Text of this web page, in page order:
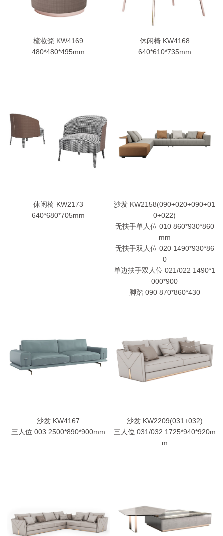
梳妆凳 KW4169
480*480*495mm
休闲椅 KW4168
640*610*735mm
休闲椅 KW2173
640*680*705mm
沙发 KW2158(090+020+090+01
0+022)
无扶手单人位 010 860*930*860
mm
无扶手双人位 020 1490*930*86
0
单边扶手双人位 021/022 1490*1
000*900
脚踏 090 870*860*430
沙发 KW4167
三人位 003 2500*890*900mm
沙发 KW2209(031+032)
三人位 031/032 1725*940*920m
m